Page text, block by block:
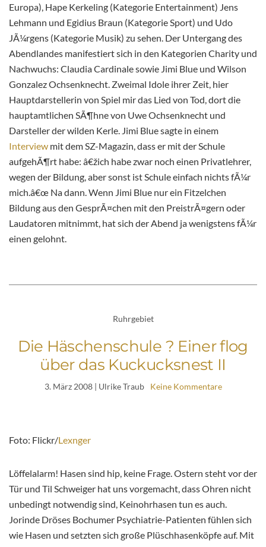
Europa), Hape Kerkeling (Kategorie Entertainment) Jens
Lehmann und Egidius Braun (Kategorie Sport) und Udo
JÃ¼rgens (Kategorie Musik) zu sehen. Der Untergang des
Abendlandes manifestiert sich in den Kategorien Charity und
Nachwuchs: Claudia Cardinale sowie Jimi Blue und Wilson
Gonzalez Ochsenknecht. Zweimal Idole ihrer Zeit, hier
Hauptdarstellerin von Spiel mir das Lied von Tod, dort die
hauptamtlichen SÃ¶hne von Uwe Ochsenknecht und
Darsteller der wilden Kerle. Jimi Blue sagte in einem
Interview mit dem SZ-Magazin, dass er mit der Schule
aufgehÃ¶rt habe: â€žich habe zwar noch einen Privatlehrer,
wegen der Bildung, aber sonst ist Schule einfach nichts fÃ¼r
mich.â€œ Na dann. Wenn Jimi Blue nur ein Fitzelchen
Bildung aus den GesprÃ¤chen mit den PreistrÃ¤gern oder
Laudatoren mitnimmt, hat sich der Abend ja wenigstens fÃ¼r
einen gelohnt.
Ruhrgebiet
Die Häschenschule ? Einer flog
über das Kuckucksnest II
3. März 2008| Ulrike Traub Keine Kommentare
Foto: Flickr/Lexnger
Löffelalarm! Hasen sind hip, keine Frage. Ostern steht vor der
Tür und Til Schweiger hat uns vorgemacht, dass Ohren nicht
unbedingt notwendig sind, Keinohrhasen tun es auch.
Jorinde Dröses Bochumer Psychiatrie-Patienten fühlen sich
wie Hasen und setzten sich große Plüschhasenköpfe auf. Mit